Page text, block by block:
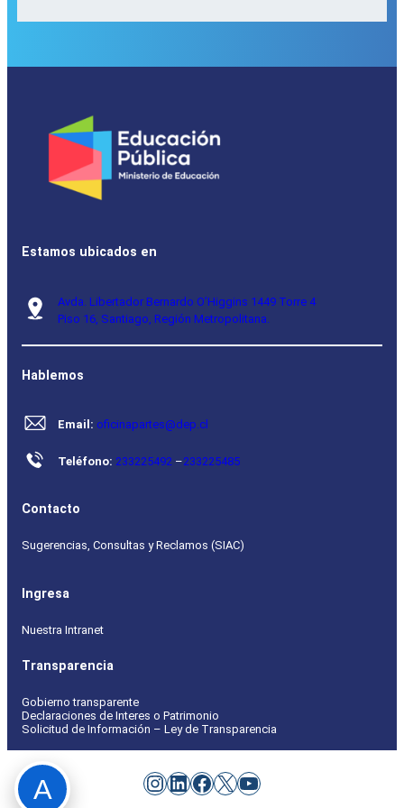
Estamos ubicados en
Avda. Libertador Bernardo O’Higgins 1449 Torre 4
Piso 16, Santiago, Región Metropolitana.
Hablemos
Email: oficinapartes@dep.cl
Teléfono: 233225492 –233225485
Contacto
Sugerencias, Consultas y Reclamos (SIAC)
Ingresa
Nuestra Intranet
Transparencia
Gobierno transparente
Declaraciones de Interes o Patrimonio
Solicitud de Información – Ley de Transparencia
Instagram
LinkedIn
Facebook
X YouTube
A